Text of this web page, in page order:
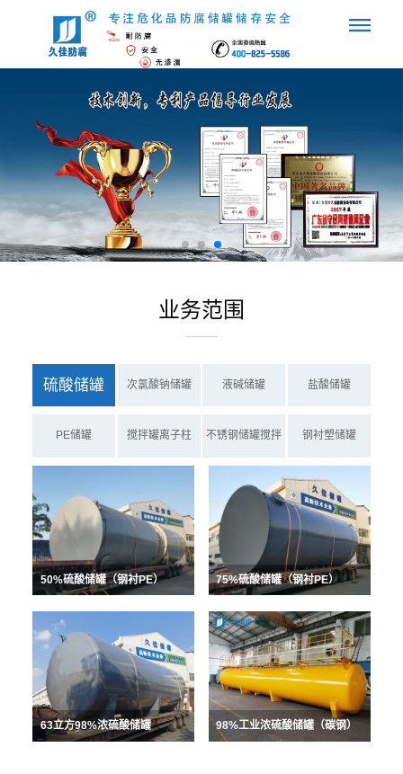
业务范围
硫酸储罐 次氯酸钠储罐 液碱储罐 盐酸储罐
PE储罐 搅拌罐离子柱 不锈钢储罐搅拌 钢衬塑储罐
50%硫酸储罐（钢衬PE） 75%硫酸储罐（钢衬PE）
63立方98%浓硫酸储罐 98%工业浓硫酸储罐（碳钢）